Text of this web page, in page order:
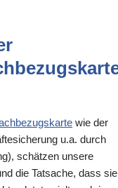
wie der
u.a. durch
schätzen unsere
die Tatsache, dass sie